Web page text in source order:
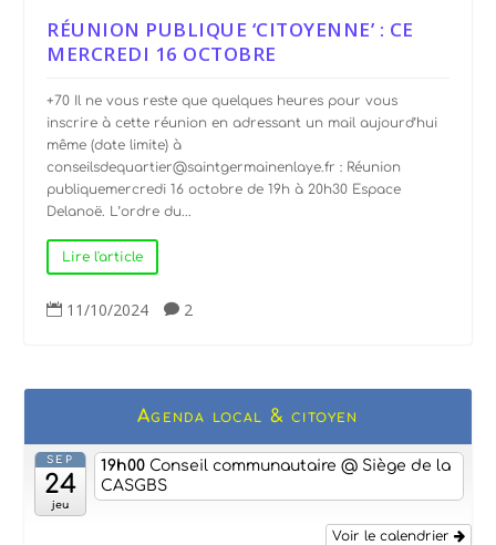
RÉUNION PUBLIQUE ‘CITOYENNE’ : CE
MERCREDI 16 OCTOBRE
+70 Il ne vous reste que quelques heures pour vous
inscrire à cette réunion en adressant un mail aujourd’hui
même (date limite) à
conseilsdequartier@saintgermainenlaye.fr : Réunion
publiquemercredi 16 octobre de 19h à 20h30 Espace
Delanoë. L’ordre du...
Lire l'article
 11/10/2024  2
Agenda local & citoyen
SEP
24
jeu
19h00Conseil communautaire@ Siège de la
CASGBS
Voir le calendrier